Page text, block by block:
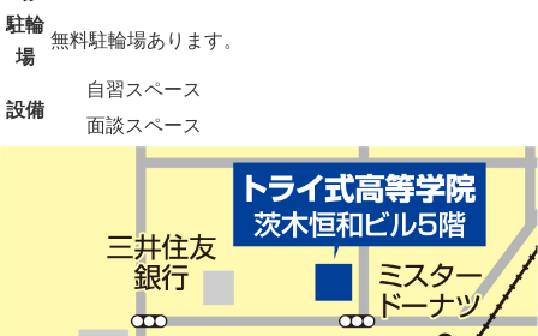
駐輪
場
無料駐輪場あります。
設備
自習スペース
面談スペース